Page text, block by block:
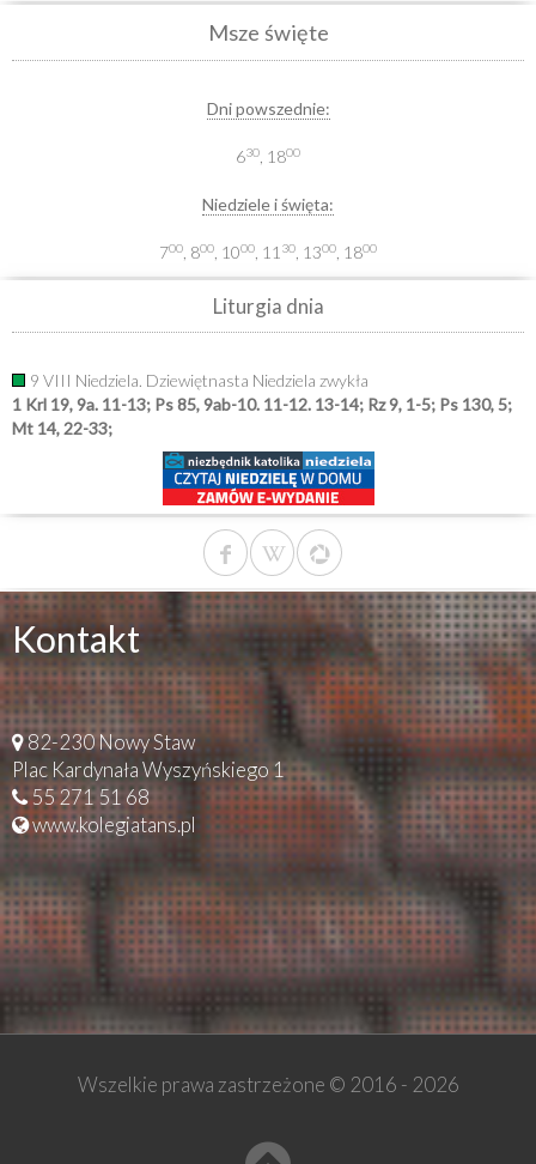
Msze święte
Dni powszednie:
630 , 1800
Niedziele i święta:
700 , 800 , 1000 , 11 30 , 1300 , 1800
Liturgia dnia
9 VIII Niedziela. Dziewiętnasta Niedziela zwykła
1 Krl 19, 9a. 11-13; Ps 85, 9ab-10. 11-12. 13-14; Rz 9, 1-5; Ps 130, 5;
Mt 14, 22-33;
Kontakt
82-230 Nowy Staw
Plac Kardynała Wyszyńskiego 1
55 271 51 68
www.kolegiatans.pl
Wszelkie prawa zastrzeżone © 2016 - 2026